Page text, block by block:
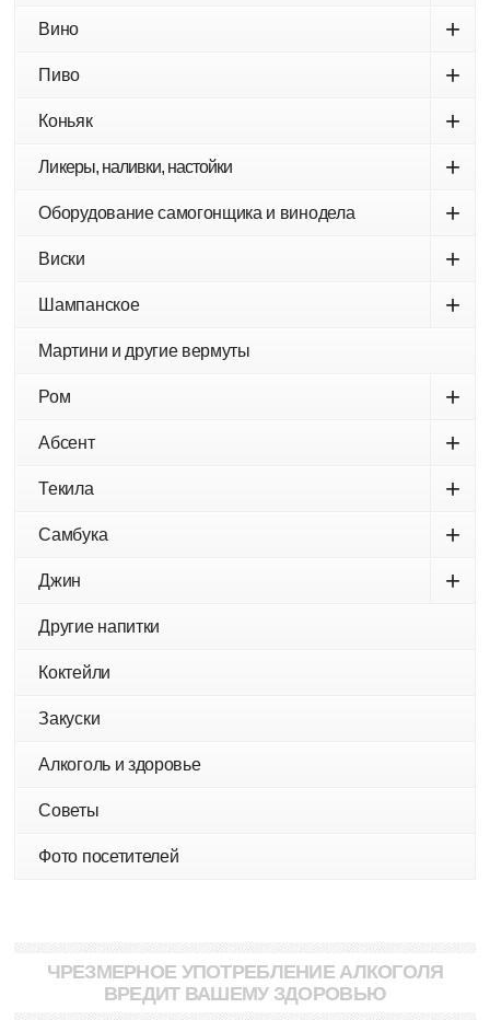
Вино +
Пиво +
Коньяк +
Ликеры, наливки, настойки +
Оборудование самогонщика и винодела +
Виски +
Шампанское +
Мартини и другие вермуты
Ром +
Абсент +
Текила +
Самбука +
Джин +
Другие напитки
Коктейли
Закуски
Алкоголь и здоровье
Советы
Фото посетителей
ЧРЕЗМЕРНОЕ УПОТРЕБЛЕНИЕ АЛКОГОЛЯ
ВРЕДИТ ВАШЕМУ ЗДОРОВЬЮ